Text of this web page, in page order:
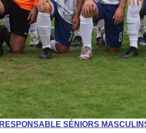
RESPONSABLE SÉNIORS